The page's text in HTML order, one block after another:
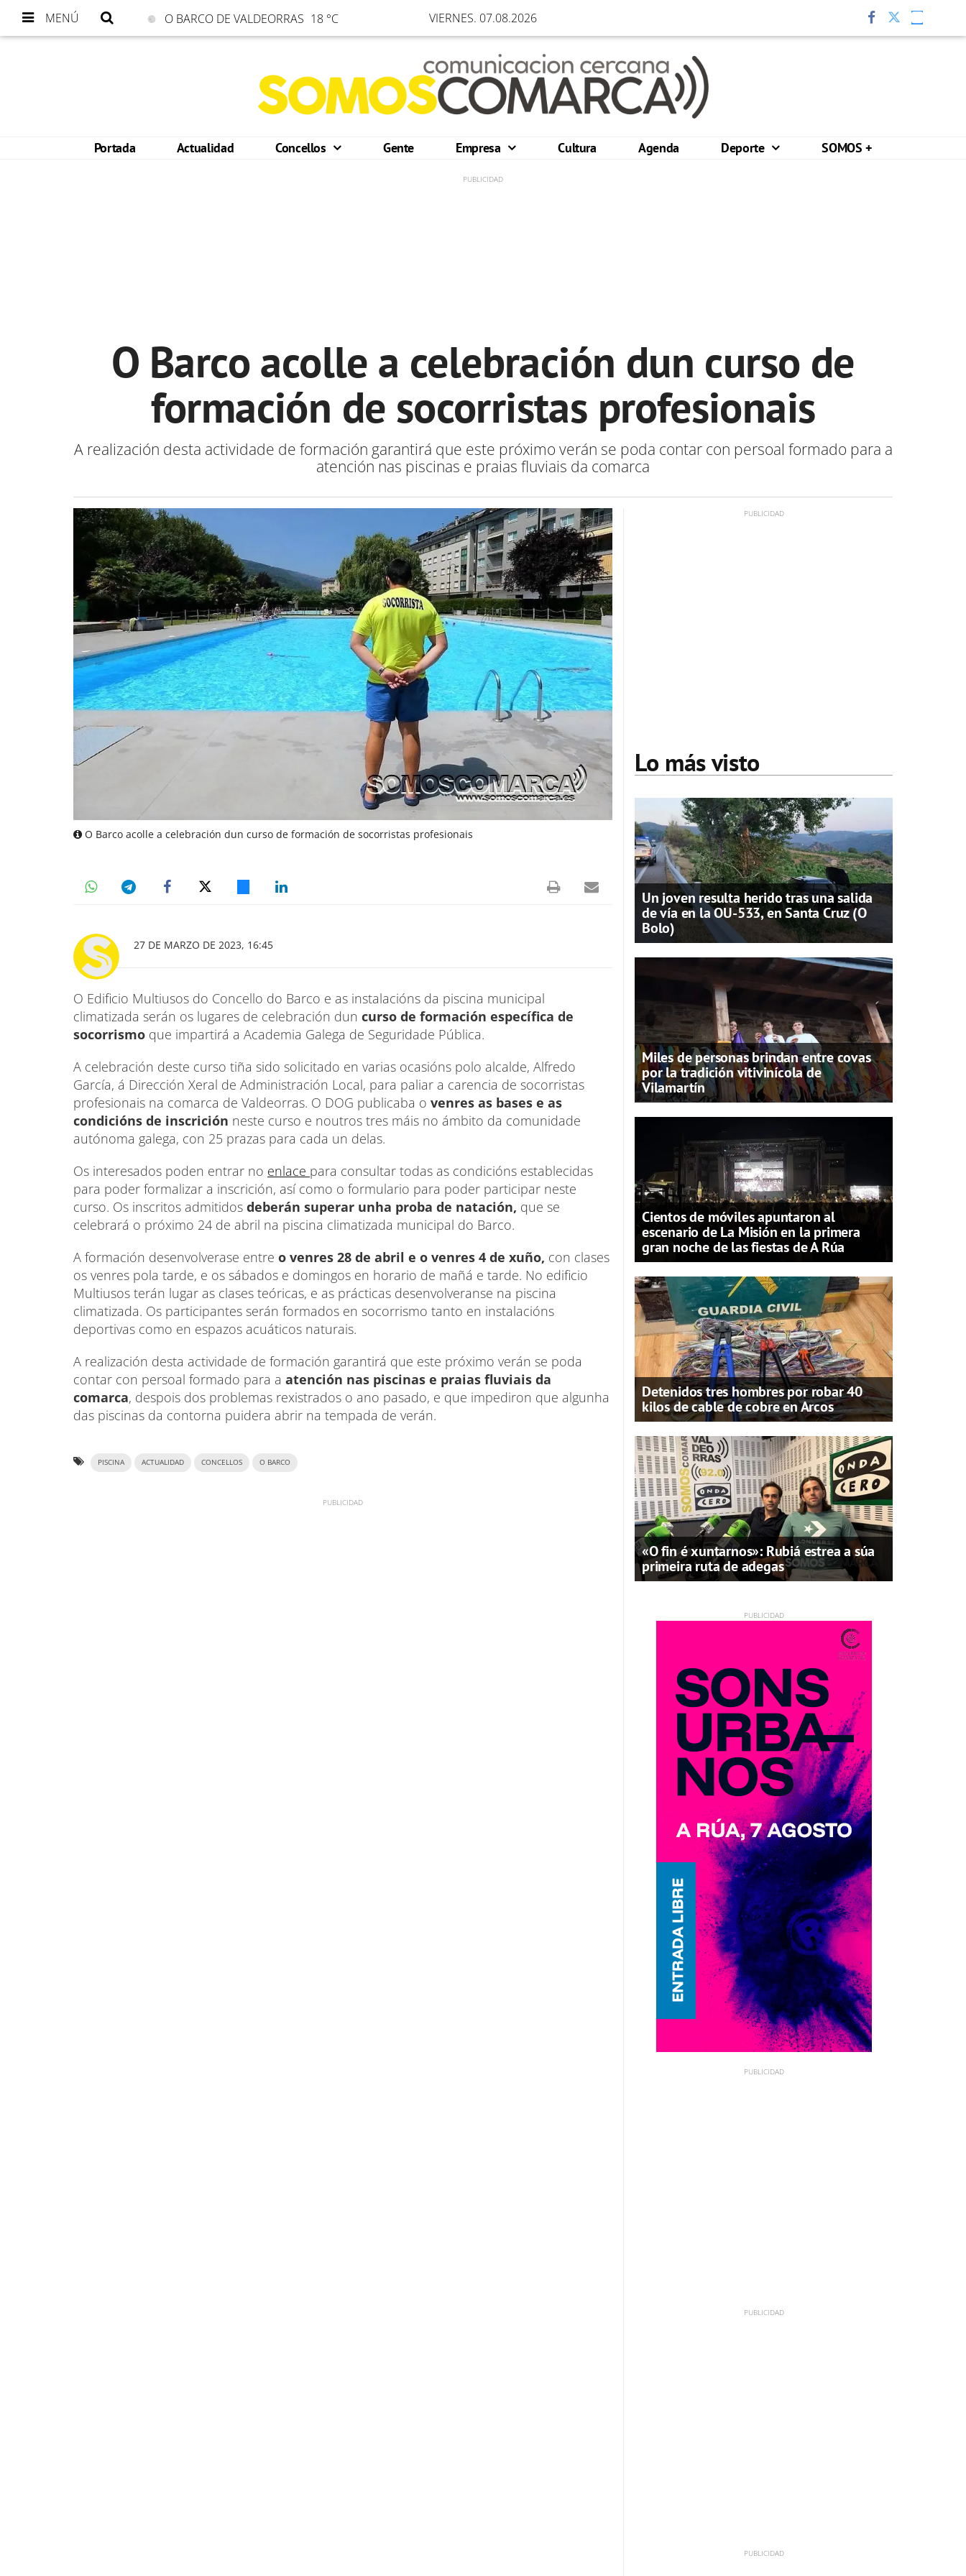
MENÚ O BARCO DE VALDEORRAS 18 °C VIERNES. 07.08.2026
Portada Actualidad Concellos Gente Empresa Cultura Agenda Deporte SOMOS +
O Barco acolle a celebración dun curso de
formación de socorristas profesionais
A realización desta actividade de formación garantirá que este próximo verán se poda contar con persoal formado para a
atención nas piscinas e praias fluviais da comarca
O Barco acolle a celebración dun curso de formación de socorristas profesionais
27 DE MARZO DE 2023, 16:45
O Edificio Multiusos do Concello do Barco e as instalacións da piscina municipal
climatizada serán os lugares de celebración dun curso de formación específica de
socorrismo que impartirá a Academia Galega de Seguridade Pública.
A celebración deste curso tiña sido solicitado en varias ocasións polo alcalde, Alfredo
García, á Dirección Xeral de Administración Local, para paliar a carencia de socorristas
profesionais na comarca de Valdeorras. O DOG publicaba o venres as bases e as
condicións de inscrición neste curso e noutros tres máis no ámbito da comunidade
autónoma galega, con 25 prazas para cada un delas.
Os interesados poden entrar no enlace para consultar todas as condicións establecidas
para poder formalizar a inscrición, así como o formulario para poder participar neste
curso. Os inscritos admitidos deberán superar unha proba de natación, que se
celebrará o próximo 24 de abril na piscina climatizada municipal do Barco.
A formación desenvolverase entre o venres 28 de abril e o venres 4 de xuño, con clases
os venres pola tarde, e os sábados e domingos en horario de mañá e tarde. No edificio
Multiusos terán lugar as clases teóricas, e as prácticas desenvolveranse na piscina
climatizada. Os participantes serán formados en socorrismo tanto en instalacións
deportivas como en espazos acuáticos naturais.
A realización desta actividade de formación garantirá que este próximo verán se poda
contar con persoal formado para a atención nas piscinas e praias fluviais da
comarca, despois dos problemas rexistrados o ano pasado, e que impediron que algunha
das piscinas da contorna puidera abrir na tempada de verán.
PISCINA ACTUALIDAD CONCELLOS O BARCO
Lo más visto
Un joven resulta herido tras una salida
de vía en la OU-533, en Santa Cruz (O
Bolo)
Miles de personas brindan entre covas
por la tradición vitivinícola de
Vilamartín
Cientos de móviles apuntaron al
escenario de La Misión en la primera
gran noche de las fiestas de A Rúa
Detenidos tres hombres por robar 40
kilos de cable de cobre en Arcos
«O fin é xuntarnos»: Rubiá estrea a súa
primeira ruta de adegas